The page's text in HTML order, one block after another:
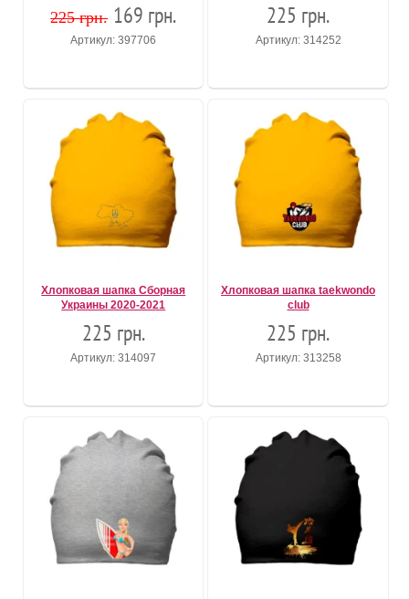
225 грн. 169 грн.
Артикул: 397706
225 грн.
Артикул: 314252
Хлопковая шапка Cборная
Украины 2020-2021
225 грн.
Артикул: 314097
Хлопковая шапка taekwondo
club
225 грн.
Артикул: 313258